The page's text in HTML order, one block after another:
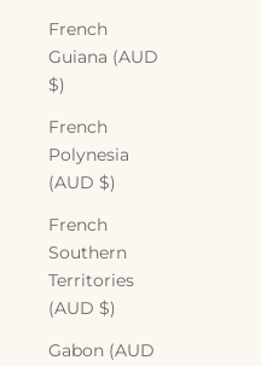
French
Guiana (AUD
$)
French
Polynesia
(AUD $)
French
Southern
Territories
(AUD $)
Gabon (AUD